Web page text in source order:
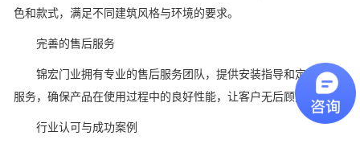
色和款式，满足不同建筑风格与环境的要求。
完善的售后服务
锦宏门业拥有专业的售后服务团队，提供安装指导和定期维护
服务，确保产品在使用过程中的良好性能，让客户无后顾之忧。
行业认可与成功案例